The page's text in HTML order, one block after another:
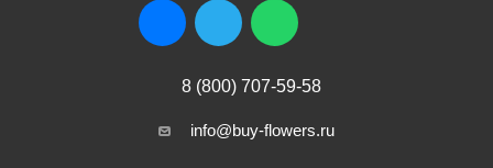
8 (800) 707-59-58
info@buy-flowers.ru